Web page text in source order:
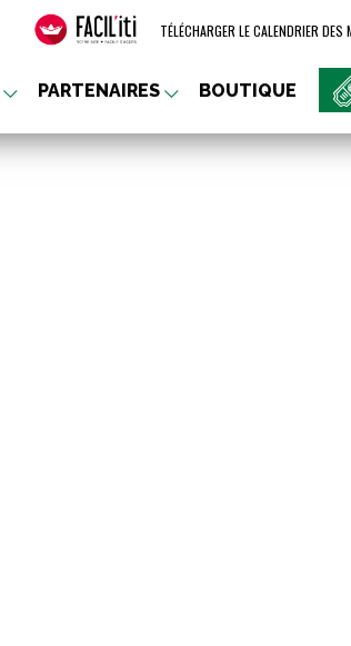
TÉLÉCHARGER LE CALENDRIER DES
PARTENAIRES BOUTIQUE